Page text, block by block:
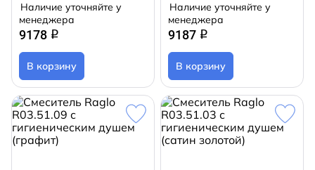
Наличие уточняйте у
менеджера
9178 q
В корзину
Наличие уточняйте у
менеджера
9187 q
В корзину